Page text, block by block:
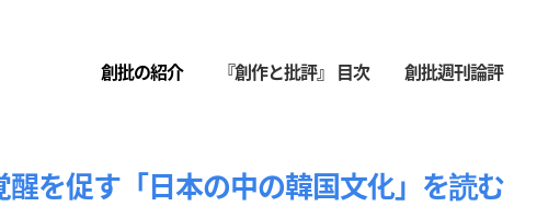
創批の紹介 『創作と批評』 目次 創批週刊論評
を促す「日本の中の韓国文化」を読む